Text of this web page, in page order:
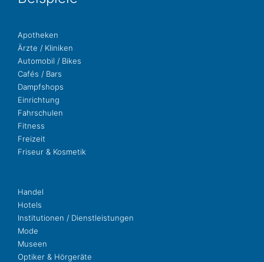
Apo­the­ken
Ärzte / Kliniken
Auto­mo­bil / Bikes
Cafés / Bars
Dampf­shops
Ein­rich­tung
Fahr­schu­len
Fit­ness
Freizeit
Fri­seur & Kosmetik
Handel
Hotels
Insti­tu­tio­nen / Dienstleistungen
Mode
Museen
Opti­ker & Hörgeräte